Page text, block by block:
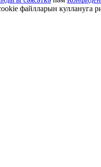
файлларын куллануга